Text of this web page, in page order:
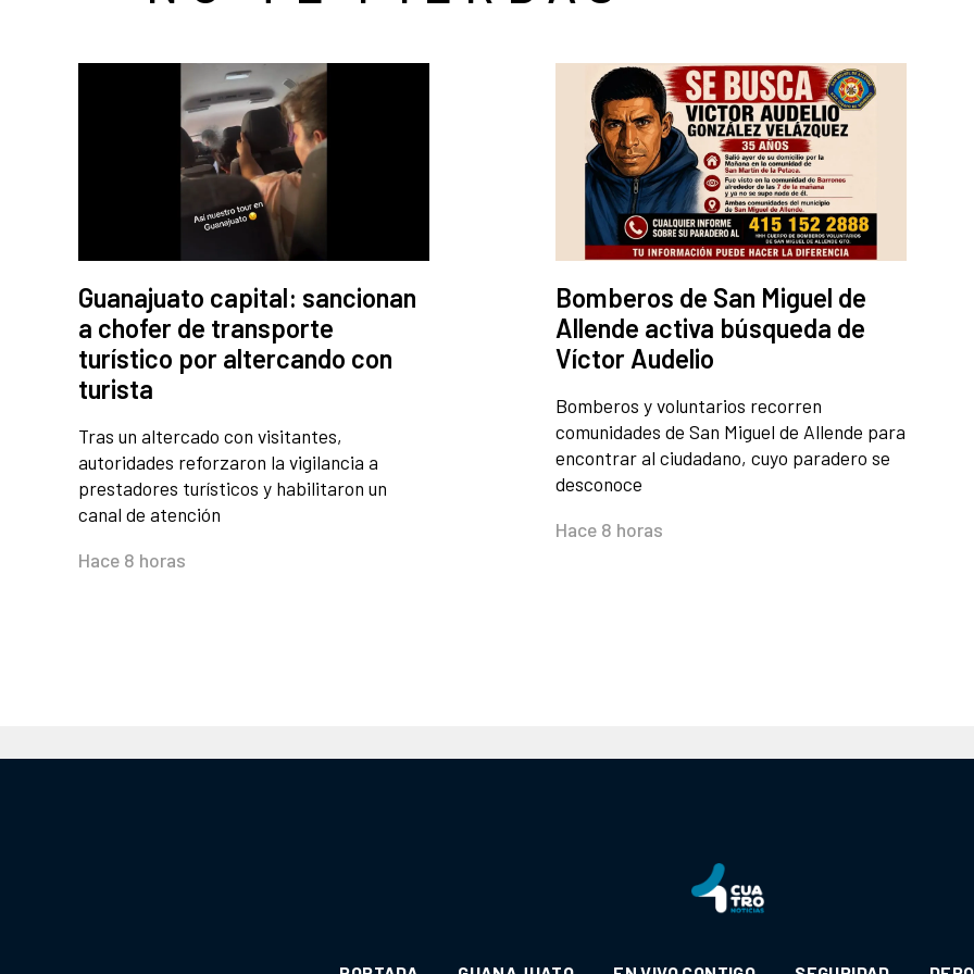
Guanajuato capital: sancionan
a chofer de transporte
turístico por altercando con
turista
Tras un altercado con visitantes,
autoridades reforzaron la vigilancia a
prestadores turísticos y habilitaron un
canal de atención
Hace 8 horas
Bomberos de San Miguel de
Allende activa búsqueda de
Víctor Audelio
Bomberos y voluntarios recorren
comunidades de San Miguel de Allende para
encontrar al ciudadano, cuyo paradero se
desconoce
Hace 8 horas